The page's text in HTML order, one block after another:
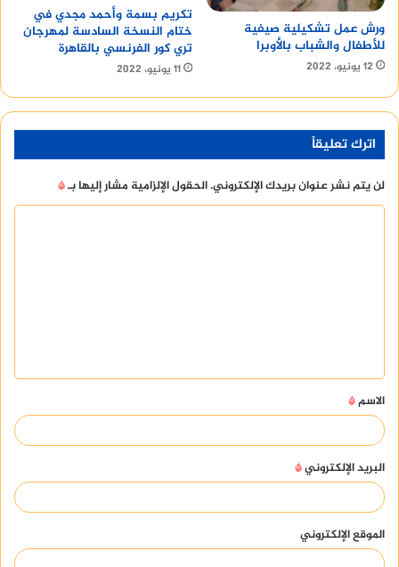
ورش عمل تشكيلية صيفية
للأطفال والشباب بالأوبرا
12 يونيو، 2022
تكريم بسمة وأحمد مجدي في
ختام النسخة السادسة لمهرجان
تري كور الفرنسي بالقاهرة
11 يونيو، 2022
اترك تعليقاً
لن يتم نشر عنوان بريدك الإلكتروني.الحقول الإلزامية مشار إليها بـ*
ق
*
الاسم*
البريد الإلكتروني*
الموقع الإلكتروني